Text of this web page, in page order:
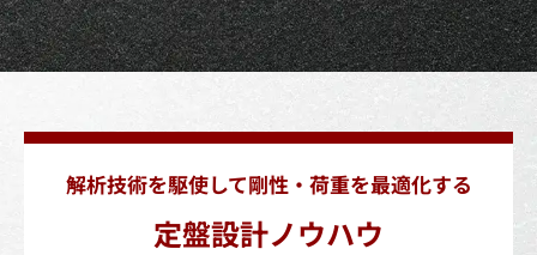
解析技術を駆使して剛性・荷重を最適化する
定盤設計ノウハウ